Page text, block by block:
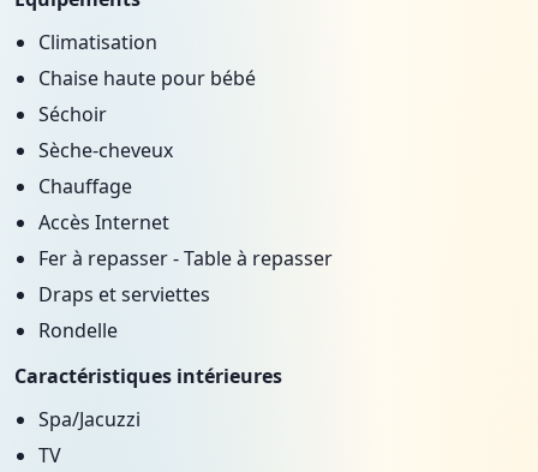
Climatisation
Chaise haute pour bébé
Séchoir
Sèche-cheveux
Chauffage
Accès Internet
Fer à repasser - Table à repasser
Draps et serviettes
Rondelle
Caractéristiques intérieures
Spa/Jacuzzi
TV